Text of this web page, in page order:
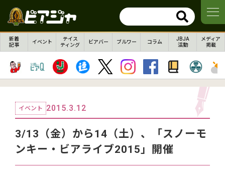
新着
記事
イベント
テイス
ティング
ビアバー ブルワー コラム
JBJA
活動
メディア
掲載
イベント 2015.3.12
3/13（金）から14（土）、「スノーモ
ンキー・ビアライブ2015」開催